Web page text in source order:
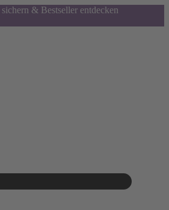
& Bestseller entdecken